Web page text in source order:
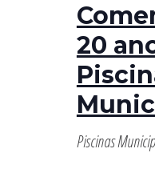
20
Piscinas